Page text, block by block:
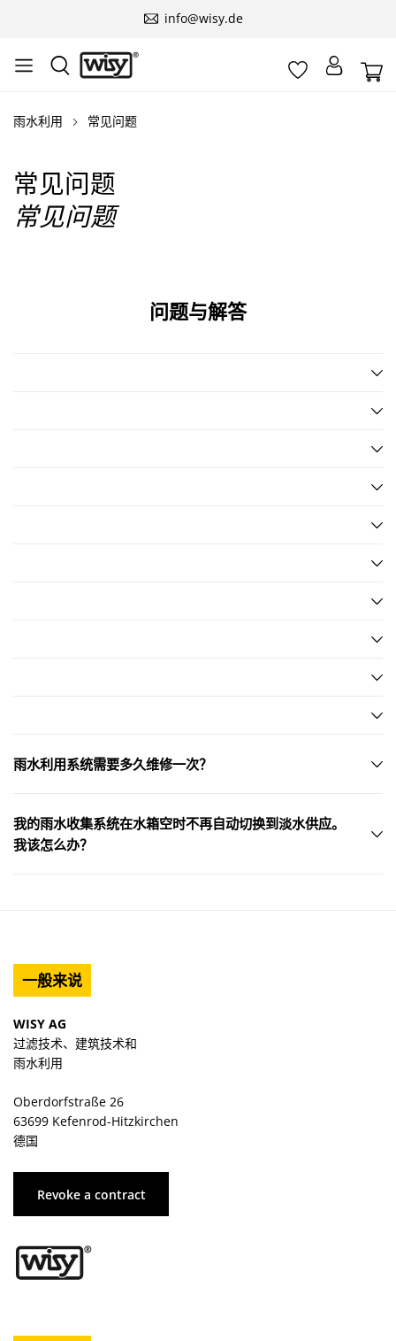
info@wisy.de
雨水利用 常见问题
常见问题
常见问题
问题与解答
雨水利用系统需要多久维修一次？
我的雨水收集系统在水箱空时不再自动切换到淡水供应。
我该怎么办？
一般来说
WISY AG
过滤技术、建筑技术和
雨水利用
Oberdorfstraße 26
63699 Kefenrod-Hitzkirchen
德国
Revoke a contract